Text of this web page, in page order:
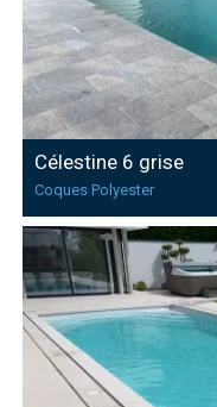
Célestine 6 grise
Coques Polyester